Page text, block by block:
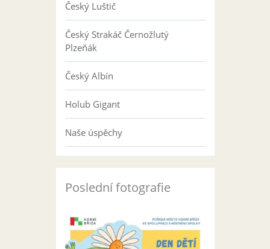
Český Luštič
Český Strakáč Černožlutý
Plzeňák
Český Albín
Holub Gigant
Naše úspěchy
Poslední fotografie